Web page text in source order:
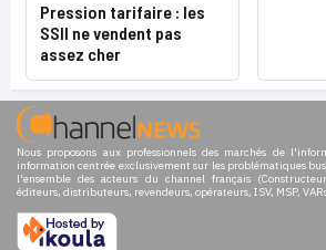
Pression tarifaire : les
SSII ne vendent pas
assez cher
Nous proposons aux professionnels des marchés de
information centrée exclusivement sur les problématiques
l'ensemble des acteurs du channel français
éditeurs, distributeurs, revendeurs, opérateurs, ISV, MSP,